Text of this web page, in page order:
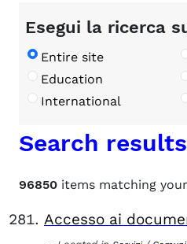
Esegui la ricerca
Entire site
Education
International
Search results
96850 items matching
Accesso ai